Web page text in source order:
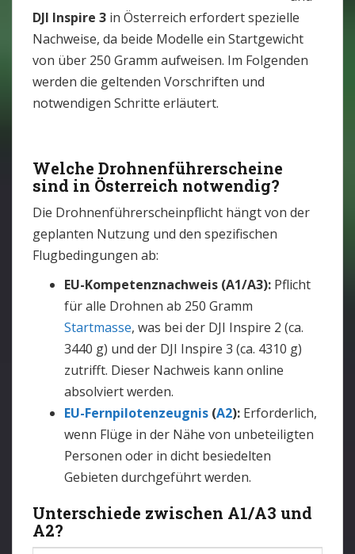
DJI Inspire 3 in Österreich erfordert spezielle
Nachweise, da beide Modelle ein Startgewicht
von über 250 Gramm aufweisen. Im Folgenden
werden die geltenden Vorschriften und
notwendigen Schritte erläutert.
Welche Drohnenführerscheine
sind in Österreich notwendig?
Die Drohnenführerscheinpflicht hängt von der
geplanten Nutzung und den spezifischen
Flugbedingungen ab:
EU-Kompetenznachweis (A1/A3): Pflicht
für alle Drohnen ab 250 Gramm
Startmasse, was bei der DJI Inspire 2 (ca.
3440 g) und der DJI Inspire 3 (ca. 4310 g)
zutrifft. Dieser Nachweis kann online
absolviert werden.
EU-Fernpilotenzeugnis (A2): Erforderlich,
wenn Flüge in der Nähe von unbeteiligten
Personen oder in dicht besiedelten
Gebieten durchgeführt werden.
Unterschiede zwischen A1/A3 und
A2?